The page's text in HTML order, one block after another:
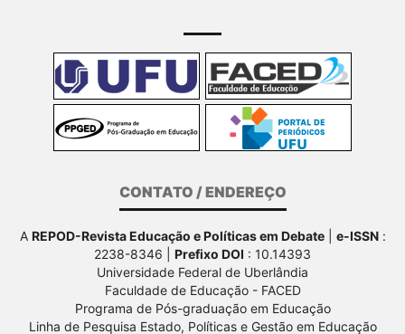
CONTATO / ENDEREÇO
A REPOD-Revista Educação e Políticas em Debate| e-ISSN:
2238-8346 | Prefixo DOI : 10.14393
Universidade Federal de Uberlândia
Faculdade de Educação - FACED
Programa de Pós-graduação em Educação
Linha de Pesquisa Estado, Políticas e Gestão em Educação